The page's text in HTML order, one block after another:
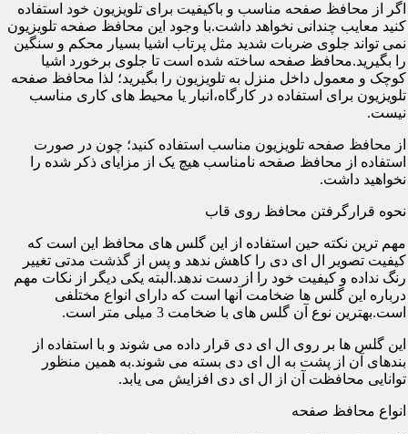
اگر از محافظ صفحه مناسب و باکیفیت برای تلویزیون خود استفاده
کنید معایب چندانی نخواهد داشت.با وجود این محافظ صفحه تلویزیون
نمی تواند جلوی ضربات شدید مثل پرتاب اشیا بسیار محکم و سنگین
را بگیرید.محافظ صفحه ساخته شده است تا جلوی برخورد اشیا
کوچک و معمول داخل منزل به تلویزیون را بگیرید؛ لذا محافظ صفحه
تلویزیون برای استفاده در کارگاه،انبار یا محیط های کاری مناسب
نیست.
از محافظ صفحه تلویزیون مناسب استفاده کنید؛ چون در صورت
استفاده از محافظ صفحه نامناسب هیچ یک از مزایای ذکر شده را
نخواهید داشت.
نحوه قرارگرفتن محافظ روی قاب
مهم ترین نکته حین استفاده از این گلس های محافظ این است که
کیفیت تصویر ال ای دی را کاهش ندهد و پس از گذشت مدتی تغییر
رنگ نداده و کیفیت خود را از دست ندهد.البته یکی دیگر از نکات مهم
درباره این گلس ها ضخامت آنها است که دارای انواع مختلفی
است.بهترین نوع آن گلس های با ضخامت 3 میلی متر است.
این گلس ها بر روی ال ای دی قرار داده می شوند و با استفاده از
بندهای آن از پشت به ال ای دی بسته می شوند.به همین منظور
توانایی محافظت آن از ال ای دی افزایش می یابد.
انواع محافظ صفحه